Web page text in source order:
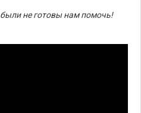
не готовы нам помочь!